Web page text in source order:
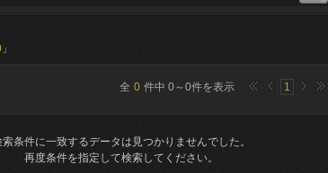
」
全 0 件中 0～0件を表示 1
索条件に一致するデータは見つかりませんでした。
再度条件を指定して検索してください。